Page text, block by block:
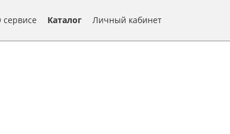
сервисе Каталог Личный кабинет